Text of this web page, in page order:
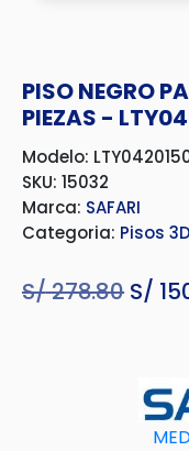
PISO NEGRO
PIEZAS -
Modelo:
SKU: 15032
Marca: SAFARI
Categoria: Pisos 3D
S/278.80 El
era:
S/
S/